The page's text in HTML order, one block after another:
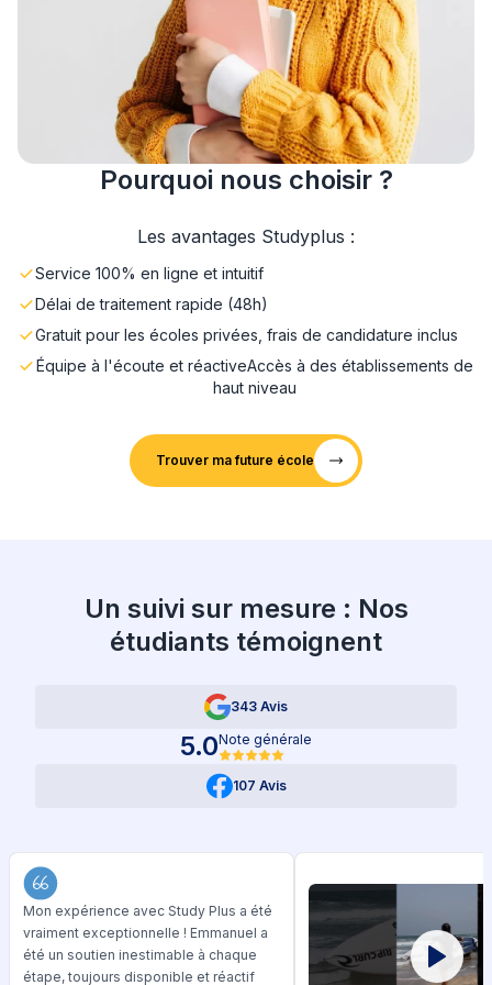
Pourquoi nous choisir ?
Les avantages Studyplus :
Service 100% en ligne et intuitif
Délai de traitement rapide (48h)
Gratuit pour les écoles privées, frais de candidature inclus
Équipe à l'écoute et réactiveAccès à des établissements de
haut niveau
Trouver ma future école
Un suivi sur mesure : Nos
étudiants témoignent
343 Avis
5.0Note générale
107 Avis
Mon expérience avec Study Plus a été
vraiment exceptionnelle ! Emmanuel a
été un soutien inestimable à chaque
étape, toujours disponible et réactif